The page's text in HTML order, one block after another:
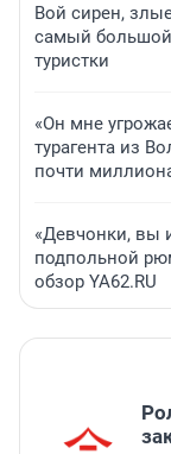
Вой сирен,
самый
туристки
«Он мне
турагента из
почти
«Девчонки, вы
подпольной
обзор YA62.RU